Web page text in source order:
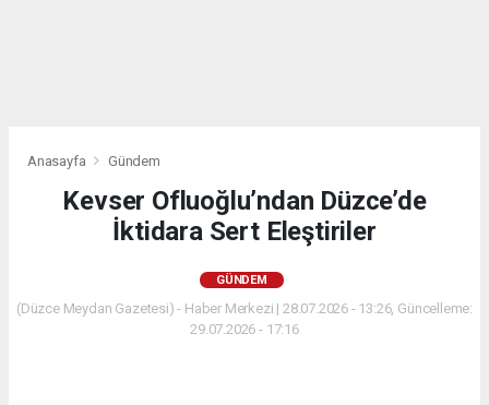
Anasayfa Gündem
Kevser Ofluoğlu’ndan Düzce’de
İktidara Sert Eleştiriler
GÜNDEM
(Düzce Meydan Gazetesi) - Haber Merkezi | 28.07.2026 - 13:26, Güncelleme:
29.07.2026 - 17:16